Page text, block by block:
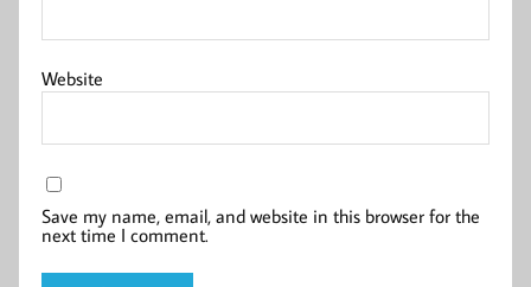
Website
Save my name, email, and website in this browser for the
next time I comment.